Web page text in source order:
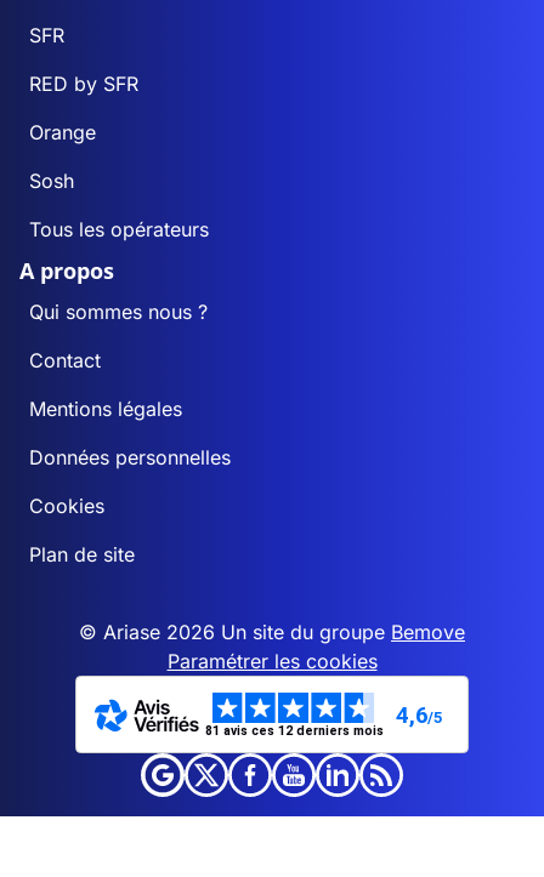
SFR
RED by SFR
Orange
Sosh
Tous les opérateurs
A propos
Qui sommes nous ?
Contact
Mentions légales
Données personnelles
Cookies
Plan de site
© Ariase 2026 Un site du groupe Bemove
Paramétrer les cookies
81 avis ces 12 derniers mois
4,6/5